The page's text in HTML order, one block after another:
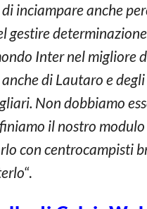
inciampare anche
gestire
Inter nel migliore
di Lautaro e
Non dobbiamo
il nostro
con centrocampisti
“.